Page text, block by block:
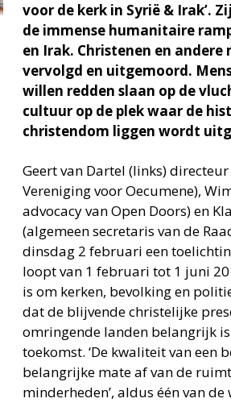
voor de kerk in Syrië & Irak’.
de immense humanitaire
en Irak. Christenen en
vervolgd en uitgemoord.
willen redden slaan op de
cultuur op de plek waar de
christendom liggen wordt
Geert van Dartel (links)
Vereniging voor Oecumene),
advocacy van Open Doors) en
(algemeen secretaris van de
dinsdag 2 februari een
loopt van 1 februari tot 1 juni
is om kerken, bevolking en
dat de blijvende christelijke
omringende landen belangrijk
toekomst. ‘De kwaliteit van een
belangrijke mate af van de
minderheden’, aldus één van